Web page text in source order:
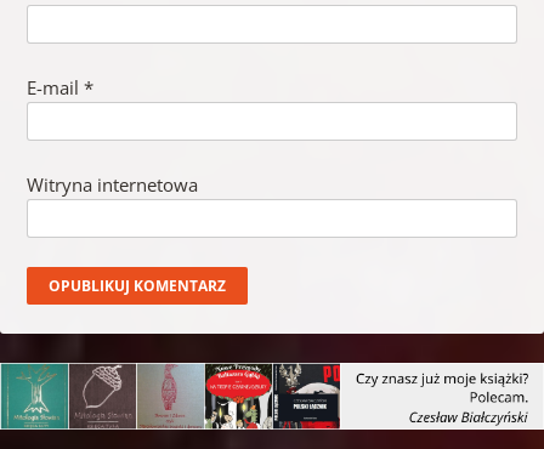
E-mail *
Witryna internetowa